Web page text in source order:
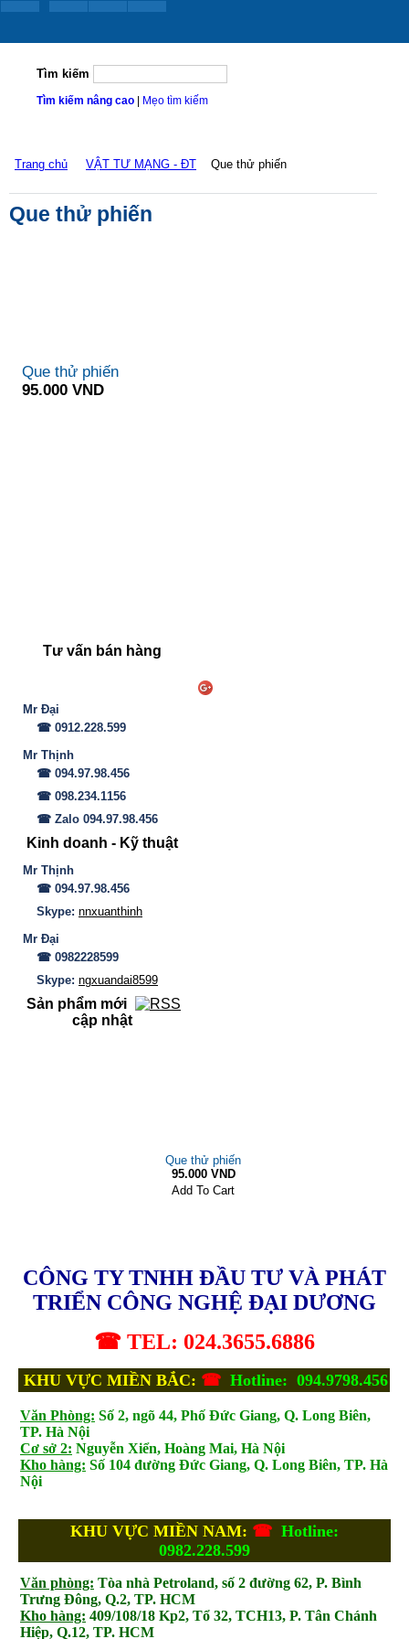
Tìm kiếm
Tìm kiếm nâng cao| Mẹo tìm kiếm
Trang chủ VẬT TƯ MẠNG - ĐT Que thử phiến
Que thử phiến
Que thử phiến
95.000 VND
Tư vấn bán hàng
Mr Đại
☎ 0912.228.599
Mr Thịnh
☎ 094.97.98.456
☎ 098.234.1156
☎ Zalo 094.97.98.456
Kinh doanh - Kỹ thuật
Mr Thịnh
☎ 094.97.98.456
Skype: nnxuanthinh
Mr Đại
☎ 0982228599
Skype: ngxuandai8599
Sản phẩm mới
cập nhật
Que thử phiến
95.000 VND
Add To Cart
CÔNG TY TNHH ĐẦU TƯ VÀ PHÁT
TRIỂN CÔNG NGHỆ ĐẠI DƯƠNG
☎ TEL: 024.3655.6886
KHU VỰC MIỀN BẮC: ☎ Hotline: 094.9798.456
Văn Phòng: Số 2, ngõ 44, Phố Đức Giang, Q. Long Biên,
TP. Hà Nội
Cơ sở 2: Nguyễn Xiển, Hoàng Mai, Hà Nội
Kho hàng: Số 104 đường Đức Giang, Q. Long Biên, TP. Hà
Nội
KHU VỰC MIỀN NAM: ☎ Hotline:
0982.228.599
Văn phòng: Tòa nhà Petroland, số 2 đường 62, P. Bình
Trưng Đông, Q.2, TP. HCM
Kho hàng: 409/108/18 Kp2, Tổ 32, TCH13, P. Tân Chánh
Hiệp, Q.12, TP. HCM